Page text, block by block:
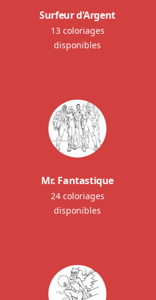
Surfeur d'Argent
13 coloriages
disponibles
Mr. Fantastique
24 coloriages
disponibles